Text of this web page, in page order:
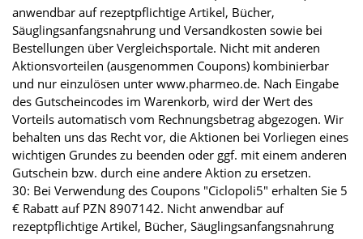
anwendbar auf rezeptpflichtige Artikel, Bücher,
Säuglingsanfangsnahrung und Versandkosten sowie bei
Bestellungen über Vergleichsportale. Nicht mit anderen
Aktionsvorteilen (ausgenommen Coupons) kombinierbar
und nur einzulösen unter www.pharmeo.de. Nach Eingabe
des Gutscheincodes im Warenkorb, wird der Wert des
Vorteils automatisch vom Rechnungsbetrag abgezogen. Wir
behalten uns das Recht vor, die Aktionen bei Vorliegen eines
wichtigen Grundes zu beenden oder ggf. mit einem anderen
Gutschein bzw. durch eine andere Aktion zu ersetzen.
30: Bei Verwendung des Coupons "Ciclopoli5" erhalten Sie 5
€ Rabatt auf PZN 8907142. Nicht anwendbar auf
rezeptpflichtige Artikel, Bücher, Säuglingsanfangsnahrung